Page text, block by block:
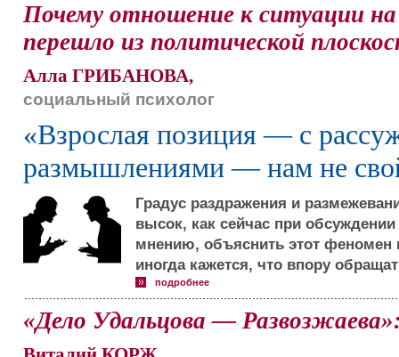
Почему отношение к ситуации на
перешло из политической
Алла ГРИБАНОВА,
социальный психолог
«Взрослая позиция — с
размышлениями — нам не
Градус раздражения и
высок, как сейчас при
мнению, объяснить этот феномен
иногда кажется, что впору
подробнее
«Дело Удальцова —